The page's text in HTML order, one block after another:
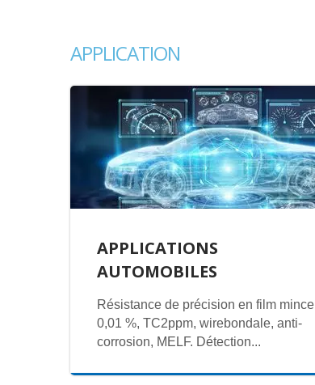
APPLICATION
APPLICATIONS
AUTOMOBILES
Résistance de précision en film mince
0,01 %, TC2ppm, wirebondale, anti-
corrosion, MELF. Détection...